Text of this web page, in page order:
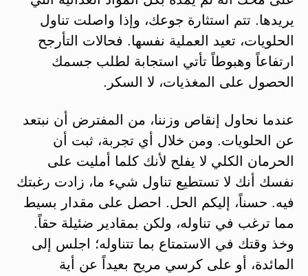
يريدها. تتم استثارة جوعك، وإذا واصلت تناول
الحلويات، تعيد العملية نفسها. فحالات التأرجح
ارتفاعاً وهبوطاً تأتي استجابة لطلب جسمك
الحصول على المغذيات، لا السكر.
عندما نحاول إنقاص وزننا، من المفترض أن نبتعد
عن الحلويات. ومن خلال أي تجربة، ثبت أن
الحرمان الكلي لا يفلح لأنك كلما أمليت على
نفسك أنك لا تستطيع تناول شيء ما، زادت رغبتك
فيه. حسناً، إليكم الحل. احصل على مقدار بسيط
مما ترغب في تناوله، ولكن بمقادير ضئيلة حقاً.
وخذ وقتك في الاستمتاع بما تتناوله؛ اجلس إلى
المائدة، أو على كرسي مريح بعيداً عن أية